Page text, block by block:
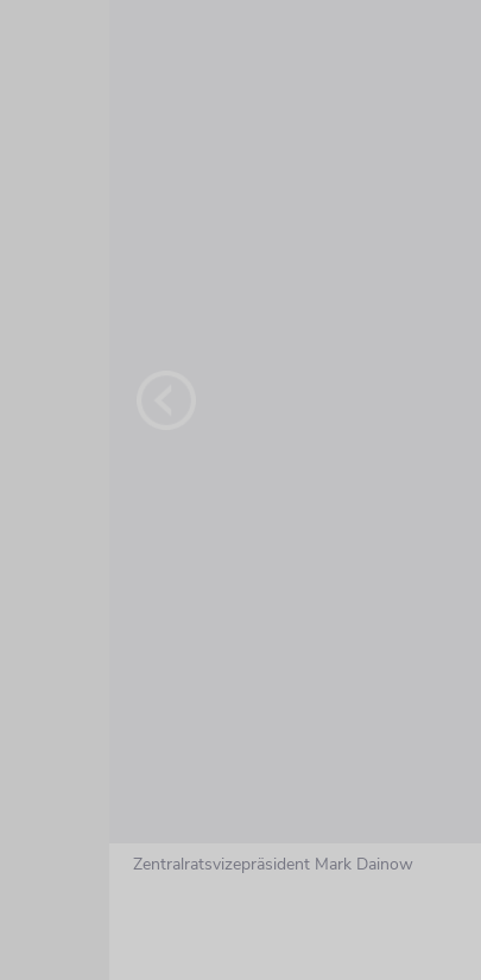
Zentralratsvizepräsident Mark Dainow